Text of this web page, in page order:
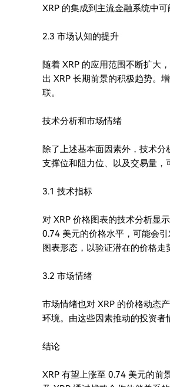
XRP 的集成到主流金融系统中
2.3 市场认知的提升
随着 XRP 的应用范围不断扩大
出 XRP 长期前景的积极趋势。
联。
技术分析和市场情绪
除了上述基本面因素外，技术分
支撑位和阻力位、以及交易量，
3.1 技术指标
对 XRP 价格图表的技术分析显
0.74 美元的价格水平，可能会
图表形态，以验证潜在的价格走
3.2 市场情绪
市场情绪也对 XRP 的价格动态
环境。由这些因素推动的投资者
结论
XRP 有望上涨至 0.74 美元的前